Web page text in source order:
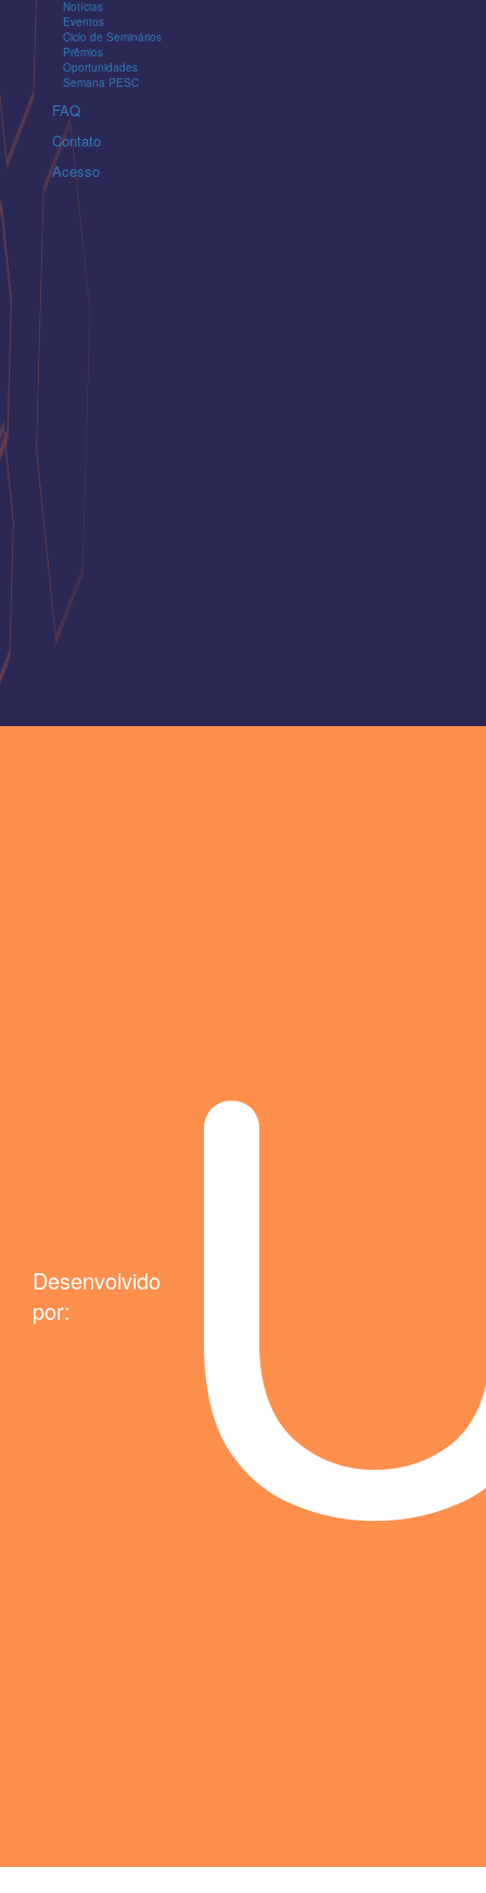
Notícias
Eventos
Ciclo de Seminários
Prêmios
Oportunidades
Semana PESC
FAQ
Contato
Acesso
Desenvolvido
por: